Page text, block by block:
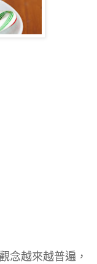
念越來越普遍，